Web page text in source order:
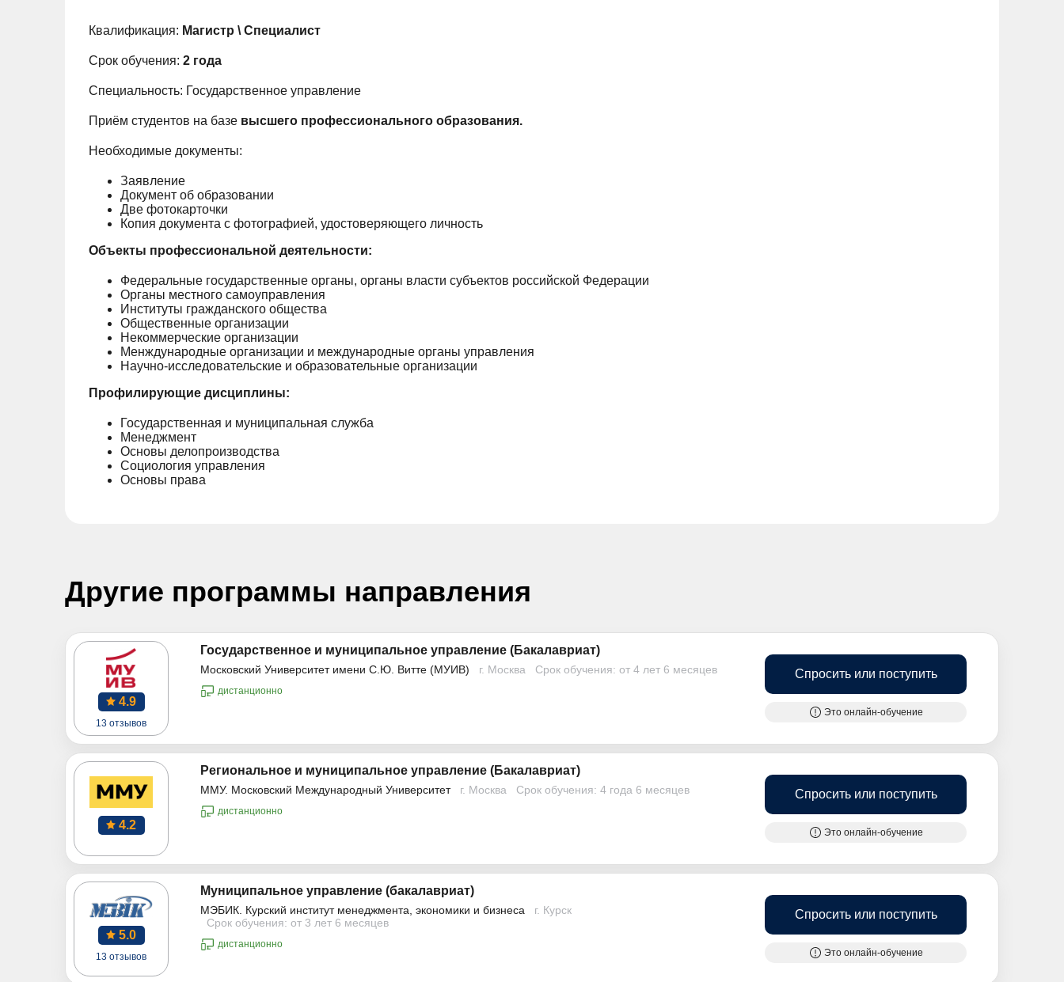
Квалификация: Магистр \ Специалист
Срок обучения: 2 года
Специальность: Государственное управление
Приём студентов на базе высшего профессионального образования.
Необходимые документы:
Заявление
Документ об образовании
Две фотокарточки
Копия документа с фотографией, удостоверяющего личность
Объекты профессиональной деятельности:
Федеральные государственные органы, органы власти субъектов российской Федерации
Органы местного самоуправления
Институты гражданского общества
Общественные организации
Некоммерческие организации
Менждународные организации и международные органы управления
Научно-исследовательские и образовательные организации
Профилирующие дисциплины:
Государственная и муниципальная служба
Менеджмент
Основы делопроизводства
Социология управления
Основы права
Другие программы направления
4.9
13 отзывов
Государственное и муниципальное управление (Бакалавриат)
Московский Университет имени С.Ю. Витте (МУИВ) г. Москва Срок обучения: от 4 лет 6 месяцев
дистанционно
Спросить или поступить
Это онлайн-обучение
4.2
Региональное и муниципальное управление (Бакалавриат)
ММУ. Московский Международный Университет г. Москва Срок обучения: 4 года 6 месяцев
дистанционно
Спросить или поступить
Это онлайн-обучение
5.0
13 отзывов
Муниципальное управление (бакалавриат)
МЭБИК. Курский институт менеджмента, экономики и бизнеса
г. Курск
Срок обучения: от 3 лет 6 месяцев
дистанционно
Спросить или поступить
Это онлайн-обучение